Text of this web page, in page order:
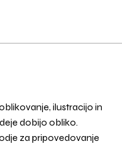
ilustracijo in
dobijo obliko.
za pripovedovanje